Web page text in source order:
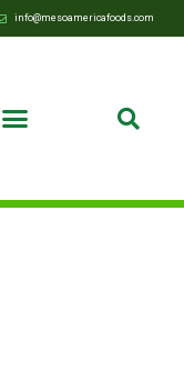
info@mesoamericafoods.com